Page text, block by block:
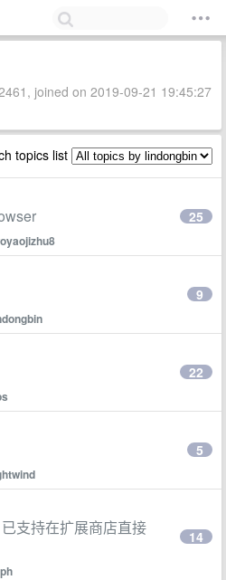
joined on 2019-09-21 19:45:27
topics list
25
9
22
5
支持在扩展商店直接
14